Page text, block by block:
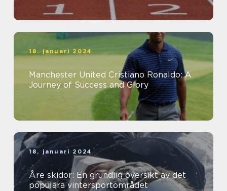
18. januari 2024
Manchester United Cristiano Ronaldo: A
Journey of Success and Glory
18. januari 2024
Åre skidor: En grundlig översikt av det
populära vintersportområdet